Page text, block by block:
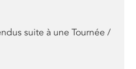
suite à une Tournée /